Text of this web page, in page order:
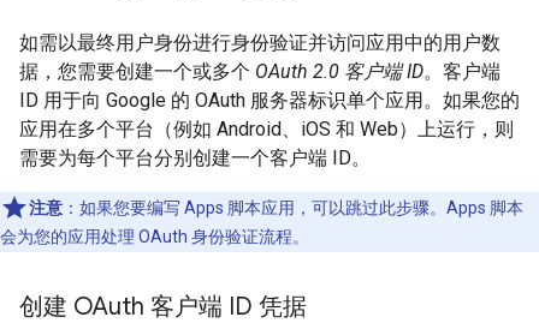
如需以最终用户身份进行身份验证并访问应用中的用户数
据，您需要创建一个或多个 OAuth 2.0 客户端 ID。客户端
ID 用于向 Google 的 OAuth 服务器标识单个应用。如果您的
应用在多个平台（例如 Android、iOS 和 Web）上运行，则
需要为每个平台分别创建一个客户端 ID。
注意 ：如果您要编写 Apps 脚本应用，可以跳过此步骤。Apps 脚本
会为您的应用处理 OAuth 身份验证流程。
创建 OAuth 客户端 ID 凭据